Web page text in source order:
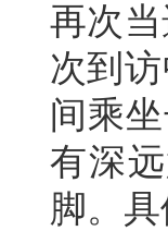
再次
次到
间乘
有深
脚。